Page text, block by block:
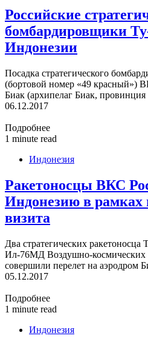
Российские
бомбардировщики
Индонезии
Посадка стратегического
(бортовой номер «49 красный»)
Биак (архипелаг Биак,
06.12.2017
Подробнее
1 minute read
Индонезия
Ракетоносцы ВКС
Индонезию в рамках
визита
Два стратегических
Ил-76МД Воздушно-
совершили перелет на аэродром
05.12.2017
Подробнее
1 minute read
Индонезия